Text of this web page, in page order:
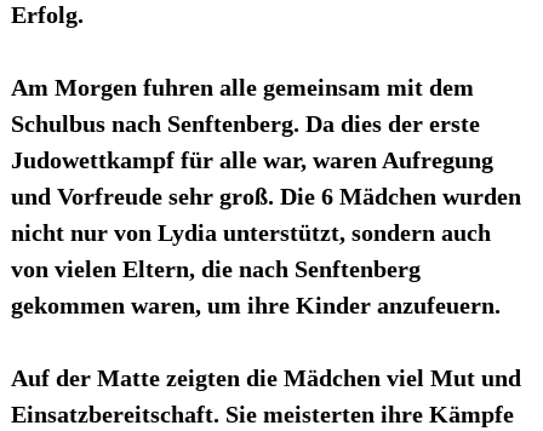
Erfolg.
Am Morgen fuhren alle gemeinsam mit dem
Schulbus nach Senftenberg. Da dies der erste
Judowettkampf für alle war, waren Aufregung
und Vorfreude sehr groß. Die 6 Mädchen wurden
nicht nur von Lydia unterstützt, sondern auch
von vielen Eltern, die nach Senftenberg
gekommen waren, um ihre Kinder anzufeuern.
Auf der Matte zeigten die Mädchen viel Mut und
Einsatzbereitschaft. Sie meisterten ihre Kämpfe